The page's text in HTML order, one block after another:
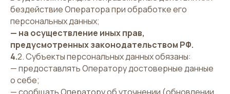
бездействие Оператора при обработке его
персональных данных;
— на осуществление иных прав,
предусмотренных законодательством РФ.
4.2. Субъекты персональных данных обязаны:
— предоставлять Оператору достоверные данные
о себе;